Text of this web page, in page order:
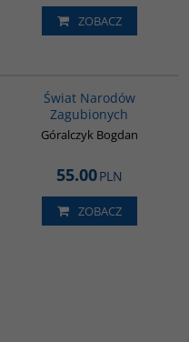
ZOBACZ
Świat Narodów
Zagubionych
Góralczyk Bogdan
55.00PLN
ZOBACZ